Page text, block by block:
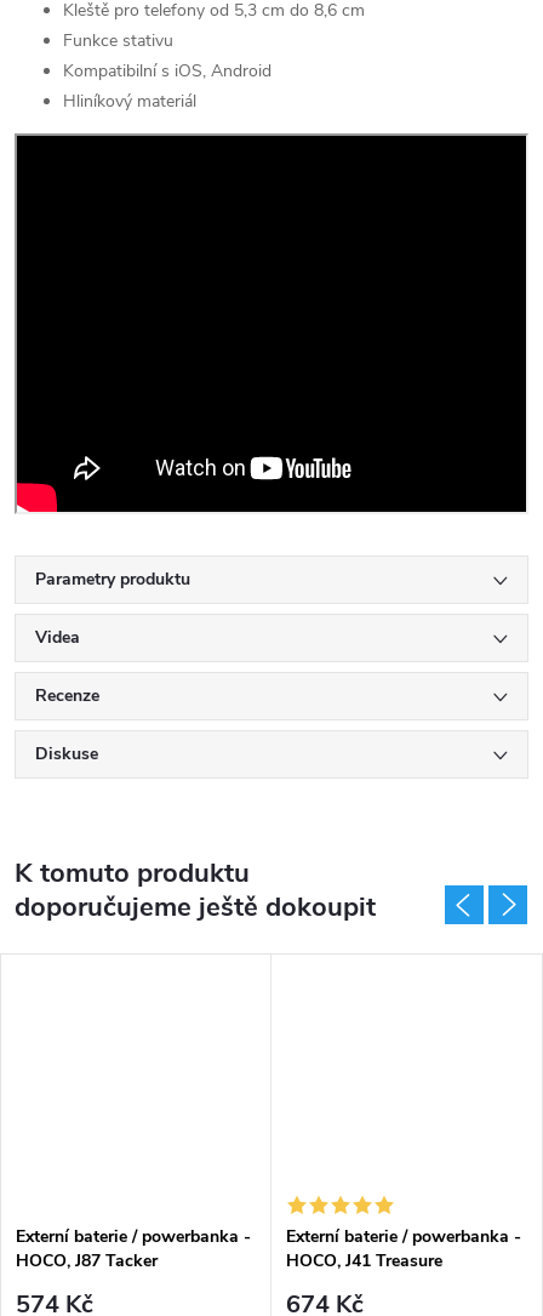
Kleště pro telefony od 5,3 cm do 8,6 cm
Funkce stativu
Kompatibilní s iOS, Android
Hliníkový materiál
Parametry produktu
Videa
Recenze
Diskuse
K tomuto produktu
doporučujeme ještě dokoupit
Externí baterie / powerbanka -
HOCO, J87 Tacker
Black
574 Kč
Externí baterie / powerbanka -
HOCO, J41 Treasure
674 Kč